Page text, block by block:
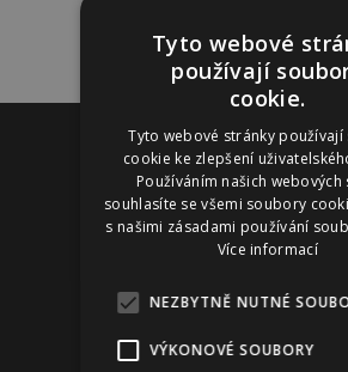
Tyto webové
používají
cookie.
Tyto webové stránky
cookie ke zlepšení
Používáním našich webových
souhlasíte se všemi soubory
s našimi zásadami používání
Více informací
NEZBYTNĚ NUTNÉ
VÝKONOVÉ SOUBORY